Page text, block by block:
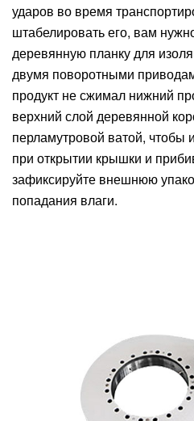
ударов во время
штабелировать его, вам
деревянную планку для
двумя поворотными
продукт не сжимал нижний
верхний слой деревянной
перламутровой ватой, чтобы
при открытии крышки и
зафиксируйте внешнюю
попадания влаги.